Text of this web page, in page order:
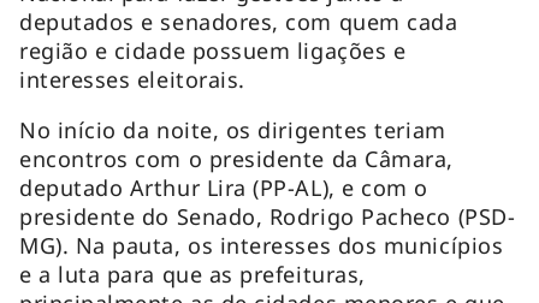
deputados e senadores, com quem cada
região e cidade possuem ligações e
interesses eleitorais.
No início da noite, os dirigentes teriam
encontros com o presidente da Câmara,
deputado Arthur Lira (PP-AL), e com o
presidente do Senado, Rodrigo Pacheco (PSD-
MG). Na pauta, os interesses dos municípios
e a luta para que as prefeituras,